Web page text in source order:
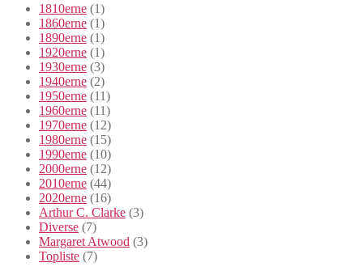
1810erne (1)
1860erne (1)
1890erne (1)
1920erne (1)
1930erne (3)
1940erne (2)
1950erne (11)
1960erne (11)
1970erne (12)
1980erne (15)
1990erne (10)
2000erne (12)
2010erne (44)
2020erne (16)
Arthur C. Clarke (3)
Diverse (7)
Margaret Atwood (3)
Topliste (7)